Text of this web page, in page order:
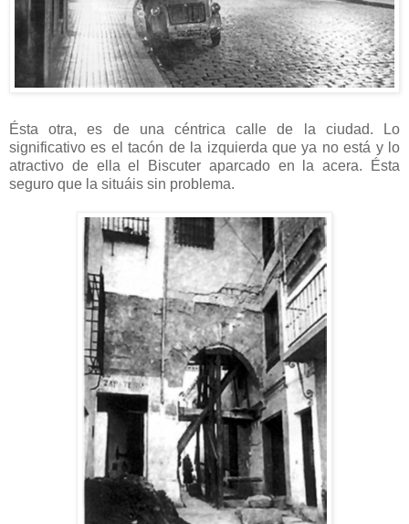
Ésta otra, es de una céntrica calle de la ciudad. Lo
significativo es el tacón de la izquierda que ya no está y lo
atractivo de ella el Biscuter aparcado en la acera. Ésta
seguro que la situáis sin problema.